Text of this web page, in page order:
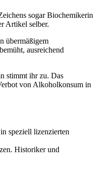
sogar Biochemikerin
Artikel selber.
übermäßigem
ausreichend
stimmt ihr zu. Das
von Alkoholkonsum in
speziell lizenzierten
Historiker und